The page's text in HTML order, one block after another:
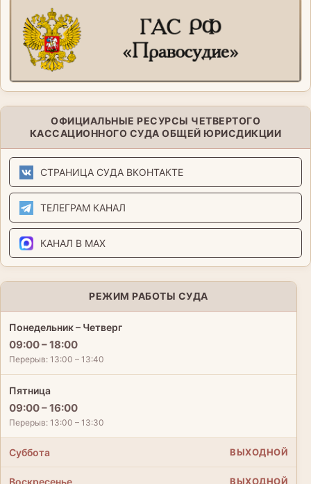
ОФИЦИАЛЬНЫЕ РЕСУРСЫ ЧЕТВЕРТОГО
КАССАЦИОННОГО СУДА ОБЩЕЙ ЮРИСДИКЦИИ
СТРАНИЦА СУДА ВКОНТАКТЕ
ТЕЛЕГРАМ КАНАЛ
КАНАЛ В MAX
РЕЖИМ РАБОТЫ СУДА
Понедельник – Четверг
09:00 – 18:00
Перерыв: 13:00 – 13:40
Пятница
09:00 – 16:00
Перерыв: 13:00 – 13:30
Суббота ВЫХОДНОЙ
Воскресенье ВЫХОДНОЙ